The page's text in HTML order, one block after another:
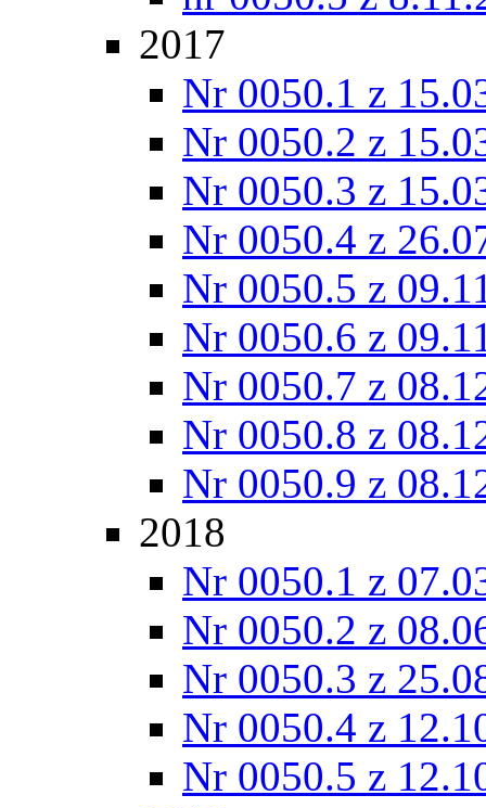
2017
Nr 0050.1 z
Nr 0050.2 z
Nr 0050.3 z
Nr 0050.4 z
Nr 0050.5 z
Nr 0050.6 z
Nr 0050.7 z
Nr 0050.8 z
Nr 0050.9 z
2018
Nr 0050.1 z
Nr 0050.2 z
Nr 0050.3 z
Nr 0050.4 z
Nr 0050.5 z